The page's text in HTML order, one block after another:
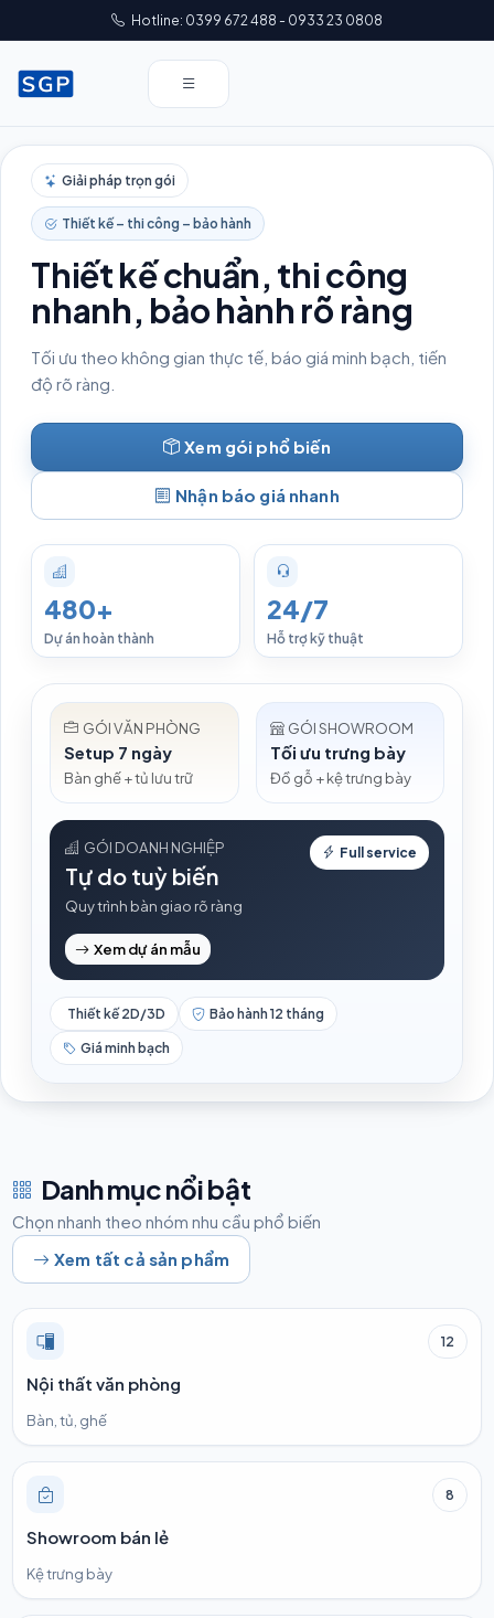
Hotline: 0399 672 488 - 0933 23 0808
Giải pháp trọn gói
Thiết kế – thi công – bảo hành
Thiết kế chuẩn, thi công
nhanh, bảo hành rõ ràng
Tối ưu theo không gian thực tế, báo giá minh bạch, tiến
độ rõ ràng.
Xem gói phổ biến
Nhận báo giá nhanh
480+
Dự án hoàn thành
24/7
Hỗ trợ kỹ thuật
GÓI VĂN PHÒNG
Setup 7 ngày
Bàn ghế + tủ lưu trữ
GÓI SHOWROOM
Tối ưu trưng bày
Đồ gỗ + kệ trưng bày
GÓI DOANH NGHIỆP
Tự do tuỳ biến
Quy trình bàn giao rõ ràng
Full service
Xem dự án mẫu
Thiết kế 2D/3D Bảo hành 12 tháng
Giá minh bạch
Danh mục nổi bật
Chọn nhanh theo nhóm nhu cầu phổ biến
Xem tất cả sản phẩm
12
Nội thất văn phòng
Bàn, tủ, ghế
8
Showroom bán lẻ
Kệ trưng bày